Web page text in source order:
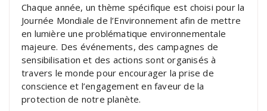
Chaque année, un thème spécifique est choisi pour la
Journée Mondiale de l’Environnement afin de mettre
en lumière une problématique environnementale
majeure. Des événements, des campagnes de
sensibilisation et des actions sont organisés à
travers le monde pour encourager la prise de
conscience et l’engagement en faveur de la
protection de notre planète.